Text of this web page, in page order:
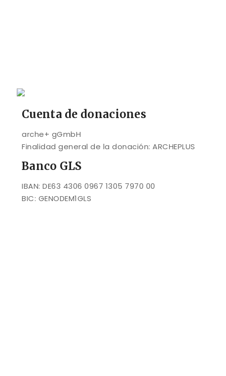
Cuenta de donaciones
arche+ gGmbH
Finalidad general de la donación: ARCHEPLUS
Banco GLS
IBAN: DE63 4306 0967 1305 7970 00
BIC: GENODEM1GLS